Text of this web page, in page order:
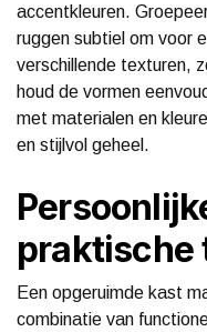
accentkleuren.
ruggen subtiel om voor
verschillende texturen,
houd de vormen
met materialen en
en stijlvol geheel.
praktische
Een opgeruimde kast
combinatie van